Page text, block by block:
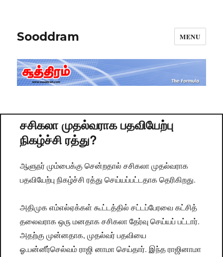
Sooddram MENU
சசிகலா முதல்வராக பதவியேற்பு
நிகழ்ச்சி ரத்து?
ஆளுநர் மும்பைக்கு சென்றதால் சசிகலா முதல்வராக
பதவியேற்பு நிகழ்ச்சி ரத்து செய்யப்பட்டதாக தெரிகிறது.
அதிமுக எம்எல்ஏக்கள் கூட்டத்தில் சட்டப்பேரவை கட்சித்
தலைவராக ஒரு மனதாக சசிகலா தேர்வு செய்யப் பட்டார்.
அதற்கு முன்னதாக, முதல்வர் பதவியை
ஓ.பன்னீர்செல்வம் ராஜி னாமா செய்தார். இந்த ராஜினாமா